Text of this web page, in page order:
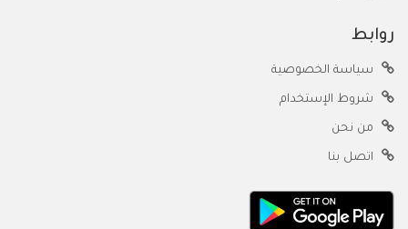
روابط
سياسة الخصوصية
شروط الإستخدام
من نحن
اتصل بنا